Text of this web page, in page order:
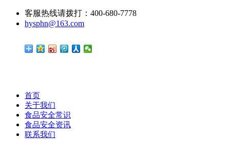
客服热线请拨打：400-680-7778
hysphn@163.com
首页
关于我们
食品安全常识
食品安全资讯
联系我们